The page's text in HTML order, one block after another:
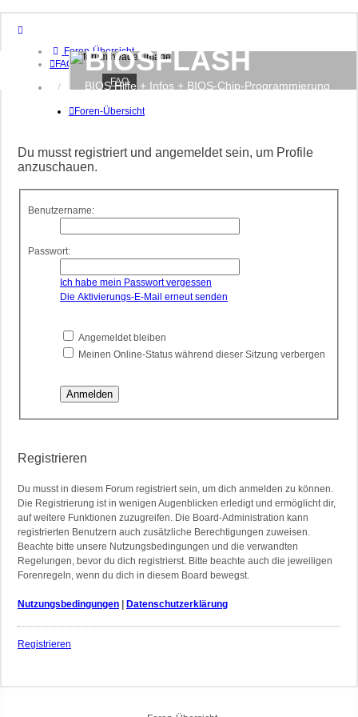
Foren-Übersicht
FAQ
Anmelden
BIOSFLASH
BIOS Hilfe + Infos + BIOS-Chip-Programmierung
FAQ
Foren-Übersicht
Du musst registriert und angemeldet sein, um Profile
anzuschauen.
Benutzername:
Passwort:
Ich habe mein Passwort vergessen
Die Aktivierungs-E-Mail erneut senden
Angemeldet bleiben
Meinen Online-Status während dieser Sitzung verbergen
Registrieren
Du musst in diesem Forum registriert sein, um dich anmelden zu können.
Die Registrierung ist in wenigen Augenblicken erledigt und ermöglicht dir,
auf weitere Funktionen zuzugreifen. Die Board-Administration kann
registrierten Benutzern auch zusätzliche Berechtigungen zuweisen.
Beachte bitte unsere Nutzungsbedingungen und die verwandten
Regelungen, bevor du dich registrierst. Bitte beachte auch die jeweiligen
Forenregeln, wenn du dich in diesem Board bewegst.
Nutzungsbedingungen Datenschutzerklärung
Registrieren